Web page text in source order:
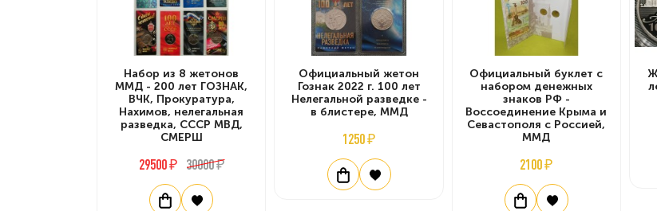
Набор из 8 жетонов
ММД - 200 лет ГОЗНАК,
ВЧК, Прокуратура,
Нахимов, нелегальная
разведка, СССР МВД,
СМЕРШ
29500 ₽ 30000 ₽
Официальный жетон
Гознак 2022 г. 100 лет
Нелегальной разведке -
в блистере, ММД
1250 ₽
Официальный буклет с
набором денежных
знаков РФ -
Воссоединение Крыма и
Севастополя с Россией,
ММД
2100 ₽